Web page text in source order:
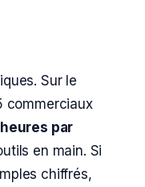
Sur le
commerciaux
par
en main. Si
chiffrés,